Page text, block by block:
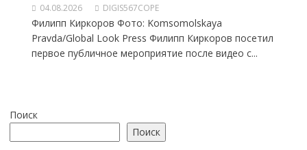
04.08.2026 DIGIS567COPE
Филипп Киркоров Фото: Komsomolskaya
Pravda/Global Look Press Филипп Киркоров посетил
первое публичное мероприятие после видео с...
Поиск
Поиск